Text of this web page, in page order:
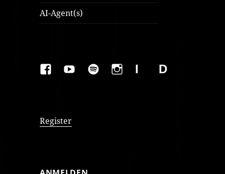
AI-Agent(s)
FAKEBOOK
YOUTUBESPOTIFYINSTAGRAM
IMPRESSUM
Register